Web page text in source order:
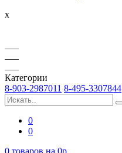
x
Категории
8-903-2987011 8-495-3307844
0
0
0 товаров на 0p